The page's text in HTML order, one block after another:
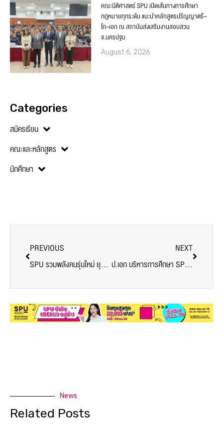
คณะนิติศาสตร์ SPU เปิดเส้นทางการศึกษา
กฎหมายทุกระดับ แนะนำหลักสูตรปริญญาตรี–
โท–เอก ณ สถาบันส่งเสริมงานสอบสวน
จ.นครปฐม
August 6, 2026
Categories
สมัครเรียน
คณะและหลักสูตร
นักศึกษา
PREVIOUS
SPU รวมพลังคนรุ่นใหม่ ยุวชนอาสาระยะ2 สานต่อ“BangBua Community Platform”สร้างความแข็งแกร่งให้ชุมชน
NEXT
ป.เอก บริหารการศึกษา SPU เยี่ยมชมโรงเรียนนานาชาติ King’s College International School Bangkok
News
Related Posts